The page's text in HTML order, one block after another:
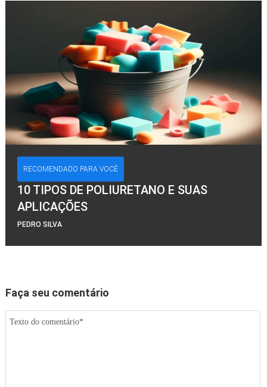
RECOMENDADO PARA VOCÊ
10 TIPOS DE POLIURETANO E SUAS
APLICAÇÕES
PEDRO SILVA
Faça seu comentário